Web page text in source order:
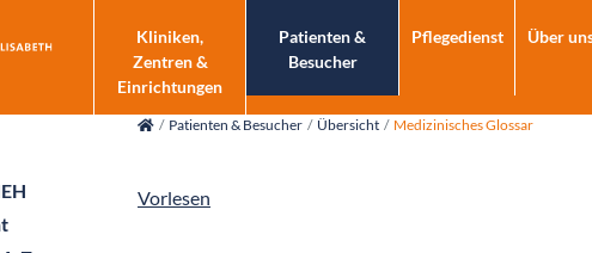
Kliniken,
Zentren &
Einrichtungen
Patienten &
Besucher
Pflegedienst Über
Patienten & Besucher Übersicht Medizinisches Glossar
Vorlesen